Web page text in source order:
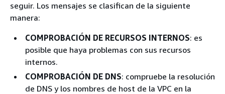
seguir. Los mensajes se clasifican de la siguiente
manera:
COMPROBACIÓN DE RECURSOS INTERNOS: es
posible que haya problemas con sus recursos
internos.
COMPROBACIÓN DE DNS: compruebe la resolución
de DNS y los nombres de host de la VPC en la